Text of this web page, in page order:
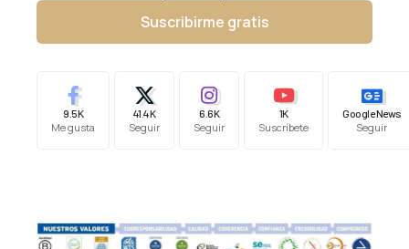
Suscribirme gratis
9.5K
Me gusta
41.4K
Seguir
6.6K
Seguir
1K
Suscríbete
Google News
Seguir